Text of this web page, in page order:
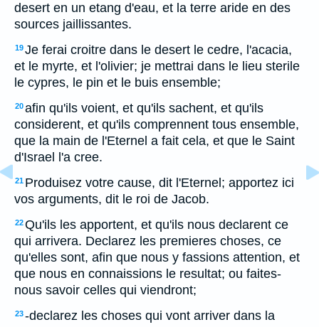
desert en un etang d'eau, et la terre aride en des
sources jaillissantes.
19Je ferai croitre dans le desert le cedre, l'acacia,
et le myrte, et l'olivier; je mettrai dans le lieu sterile
le cypres, le pin et le buis ensemble;
20afin qu'ils voient, et qu'ils sachent, et qu'ils
considerent, et qu'ils comprennent tous ensemble,
que la main de l'Eternel a fait cela, et que le Saint
d'Israel l'a cree.
21 Produisez votre cause, dit l'Eternel; apportez ici
vos arguments, dit le roi de Jacob.
22Qu'ils les apportent, et qu'ils nous declarent ce
qui arrivera. Declarez les premieres choses, ce
qu'elles sont, afin que nous y fassions attention, et
que nous en connaissions le resultat; ou faites-
nous savoir celles qui viendront;
23-declarez les choses qui vont arriver dans la